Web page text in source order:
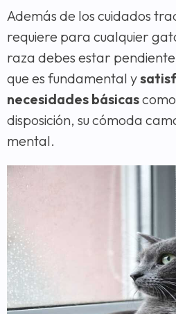
Además de los cuidados
requiere para cualquier
raza debes estar
que es fundamental y
necesidades básicas
disposición, su cómoda
mental.